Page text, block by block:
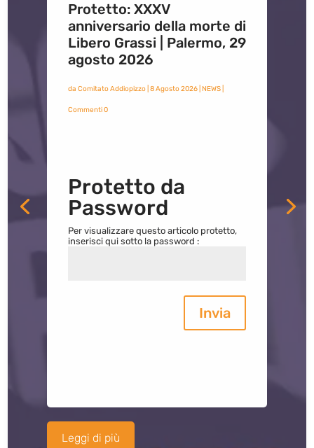
Protetto: XXXV
anniversario della morte di
Libero Grassi | Palermo, 29
agosto 2026
da Comitato Addiopizzo| 8 Agosto 2026| NEWS|
Commenti 0
Protetto da
Password
Per visualizzare questo articolo protetto,
inserisci qui sotto la password :
Invia
Leggi di più